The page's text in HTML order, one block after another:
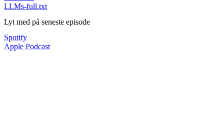
LLMs-full.txt
Lyt med på seneste episode
Spotify
Apple Podcast